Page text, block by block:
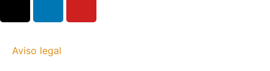
Aviso legal